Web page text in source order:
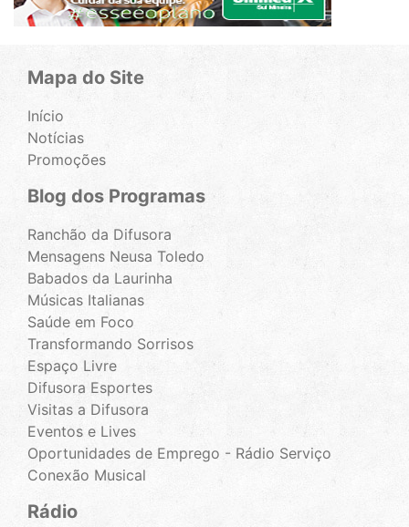
Mapa do Site
Início
Notícias
Promoções
Blog dos Programas
Ranchão da Difusora
Mensagens Neusa Toledo
Babados da Laurinha
Músicas Italianas
Saúde em Foco
Transformando Sorrisos
Espaço Livre
Difusora Esportes
Visitas a Difusora
Eventos e Lives
Oportunidades de Emprego - Rádio Serviço
Conexão Musical
Rádio